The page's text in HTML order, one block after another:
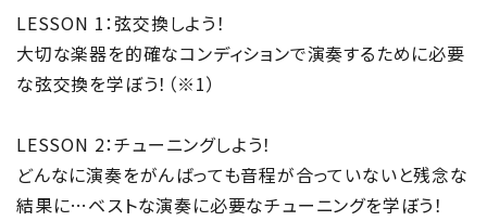
LESSON 1：弦交換しよう！
大切な楽器を的確なコンディションで演奏するために必要
な弦交換を学ぼう！（※1）
LESSON 2：チューニングしよう！
どんなに演奏をがんばっても音程が合っていないと残念な
結果に…ベストな演奏に必要なチューニングを学ぼう！